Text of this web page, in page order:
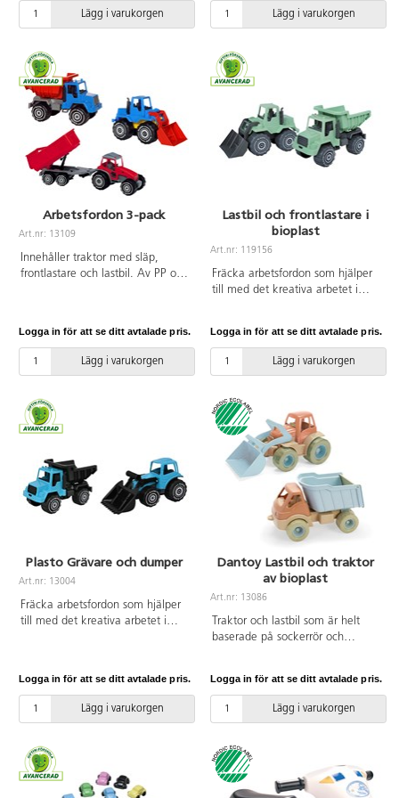
Lägg i varukorgen Lägg i varukorgen
Arbetsfordon 3-pack
Art.nr: 13109
Innehåller traktor med släp,
frontlastare och lastbil. Av PP och
Logga in för att se ditt avtalade pris.
Lägg i varukorgen
Lastbil och frontlastare i
bioplast
Art.nr: 119156
Fräcka arbetsfordon som hjälper
till med det kreativa arbetet i
med höj- och sänkbar skopa
fram. Tillverkade av bioplast
baserad på sockerrör. 100 %
fordonen: 30 cm. PVC-fri. Från 1
år.
Logga in för att se ditt avtalade pris.
Lägg i varukorgen
Plasto Grävare och dumper
Art.nr: 13004
Fräcka arbetsfordon som hjälper
till med det kreativa arbetet i
Logga in för att se ditt avtalade pris.
Lägg i varukorgen
Dantoy Lastbil och traktor
av bioplast
Art.nr: 13086
Traktor och lastbil som är helt
baserade på sockerrör och
fram och lastbilen ett tippbart
flak. Tål frost.
Livsmedelsgodkänd.
50950001. PVC-fri. Från 2 år.
Logga in för att se ditt avtalade pris.
Lägg i varukorgen